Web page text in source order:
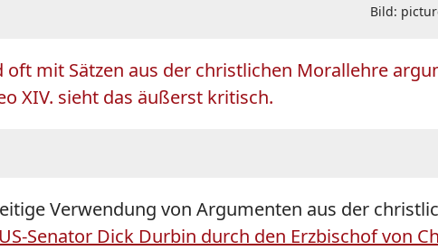
Bild:
oft mit Sätzen aus der christlichen Morallehre
XIV. sieht das äußerst kritisch.
Verwendung von Argumenten aus der
Senator Dick Durbin durch den Erzbischof von